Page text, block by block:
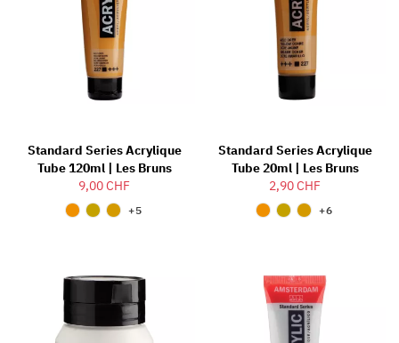
Standard Series Acrylique
Tube 120ml | Les Bruns
9,00 CHF
+5
Standard Series Acrylique
Tube 20ml | Les Bruns
2,90 CHF
+6